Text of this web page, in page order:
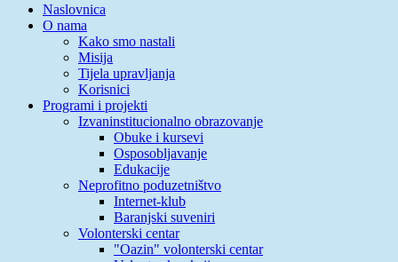
Naslovnica
O nama
Kako smo nastali
Misija
Tijela upravljanja
Korisnici
Programi i projekti
Izvaninstitucionalno obrazovanje
Obuke i kursevi
Osposobljavanje
Edukacije
Neprofitno poduzetništvo
Internet-klub
Baranjski suveniri
Volonterski centar
"Oazin" volonterski centar